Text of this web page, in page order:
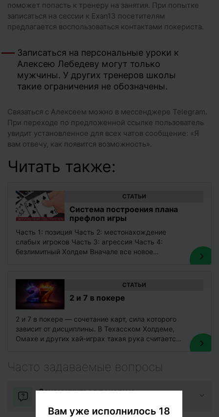
поможет попасть к тренеру на занятия. При попытке
записаться на сессии к Exan13 посетителям
предлагается воспользоваться контактами покериста.
Записаться на персональные уроки к
Алексею Лебедеву могут только
мужчины. У других тренеров школы
такие ограничения не обозначены.
Связаться с Алексеем можно в мессенджере Telegram.
При переходе по предложенной ссылке пользователь
увидит установленное для всех чатов сообщение: «Я
вам отвечу, как появится возможность».
Читать также:
CТАТЬИ
Система построения плана
префлоп игры
Часть 1: позиция Часть 2: местонахождение
слабых игроков Часть 3: агрессия Часть 4:
безлимитный Холдем Вначале все новое
CТАТЬИ
2 и 7 в покере
2 и 7 в покере — сочетание карт, сила которого
зависит от дисциплины. В Техасском Холдеме,
Омахе и других хай-играх такая рука считается
Часто задаваемые вопросы
Зачем учиться покеру у
Вам уже исполнилось 18